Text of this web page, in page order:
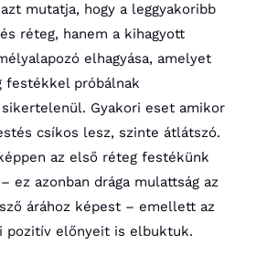
mutatja, hogy a leggyakoribb
réteg, hanem a kihagyott
elhagyása, amelyet
festékkel próbálnak
Gyakori eset amikor
csíkos lesz, szinte átlátszó.
az első réteg festékünk
ez azonban drága mulattság az
árához képest – emellett az
pozitív előnyeit is elbuktuk.